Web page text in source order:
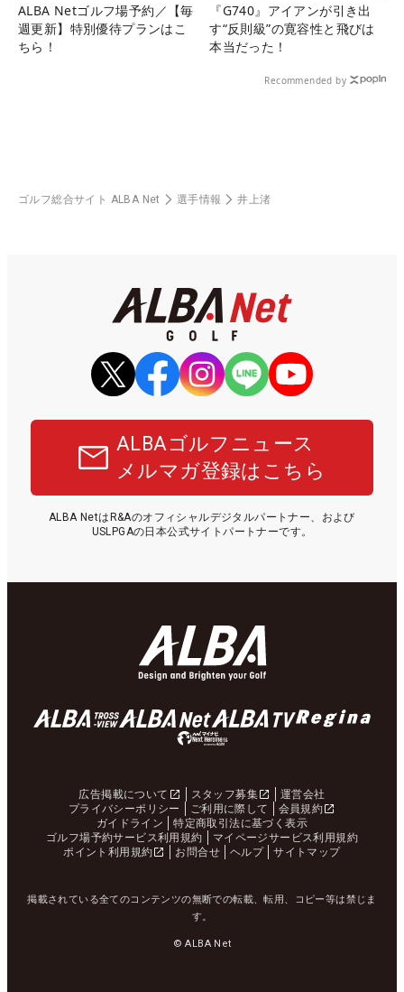
ALBA Netゴルフ場予約／【毎
週更新】特別優待プランはこ
ちら！
『G740』アイアンが引き出
す“反則級”の寛容性と飛びは
本当だった！
Recommended by
ゴルフ総合サイト ALBA Net 選手情報 井上渚
ALBAゴルフニュース
メルマガ登録はこちら
ALBA NetはR&Aのオフィシャルデジタルパートナー、および
USLPGAの日本公式サイトパートナーです。
広告掲載について スタッフ募集
運営会社
プライバシーポリシー
ご利用に際して
会員規約
ガイドライン
特定商取引法に基づく表示
ゴルフ場予約サービス利用規約
マイページサービス利用規約
ポイント利用規約
お問合せ ヘルプ サイトマップ
掲載されている全てのコンテンツの無断での転載、転用、コピー等は禁じま
す。
© ALBA Net